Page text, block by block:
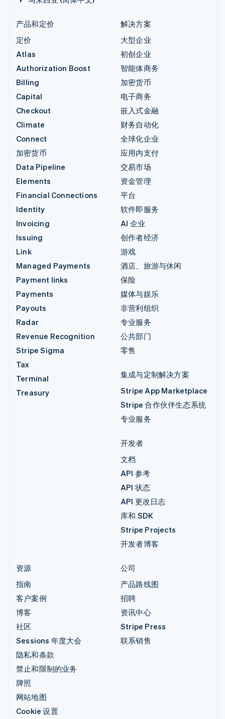
产品和定价
定价
Atlas
Authorization Boost
Billing
Capital
Checkout
Climate
Connect
加密货币
Data Pipeline
Elements
Financial Connections
Identity
Invoicing
Issuing
Link
Managed Payments
Payment links
Payments
Payouts
Radar
Revenue Recognition
Stripe Sigma
Tax
Terminal
Treasury
解决方案
大型企业
初创企业
智能体商务
加密货币
电子商务
嵌入式金融
财务自动化
全球化企业
应用内支付
交易市场
资金管理
平台
软件即服务
AI 企业
创作者经济
游戏
酒店、旅游与休闲
保险
媒体与娱乐
非营利组织
专业服务
公共部门
零售
集成与定制解决方案
Stripe App Marketplace
Stripe 合作伙伴生态系统
专业服务
开发者
文档
API 参考
API 状态
API 更改日志
库和 SDK
Stripe Projects
开发者博客
资源
指南
客户案例
博客
社区
Sessions 年度大会
隐私和条款
禁止和限制的业务
牌照
网站地图
Cookie 设置
公司
产品路线图
招聘
资讯中心
Stripe Press
联系销售